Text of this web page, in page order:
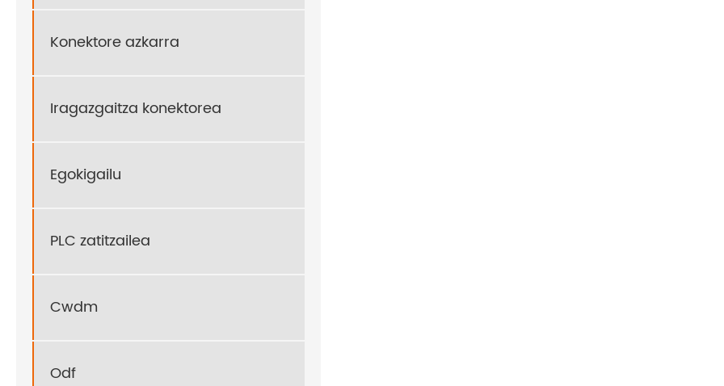
Konektore azkarra
Iragazgaitza konektorea
Egokigailu
PLC zatitzailea
Cwdm
Odf